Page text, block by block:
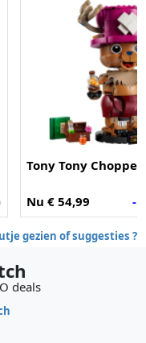
Tony Tony Chopper
Nu € 54,99 -
gezien of suggesties ?
deals